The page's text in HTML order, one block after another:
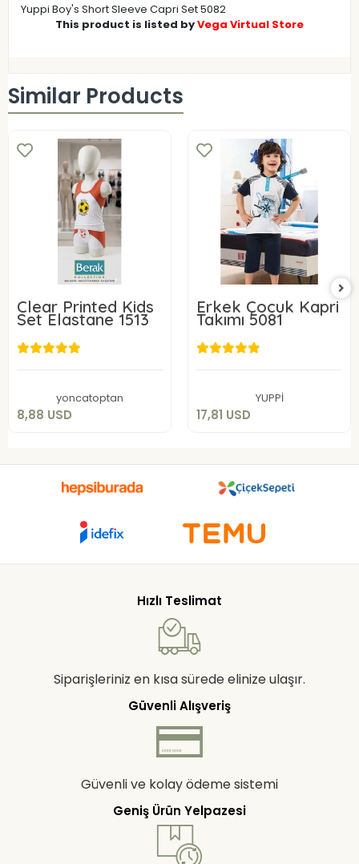
Yuppi Boy's Short Sleeve Capri Set 5082
This product is listed byVega Virtual Store
Similar Products
Clear Printed Kids
Set Elastane 1513
yoncatoptan
8,88 USD
8,88 USD
Erkek Çocuk Kapri
Takımı 5081
YUPPİ
17,81 USD
17,81 USD
Hızlı Teslimat
Siparişleriniz en kısa sürede elinize ulaşır.
Güvenli Alışveriş
Güvenli ve kolay ödeme sistemi
Geniş Ürün Yelpazesi